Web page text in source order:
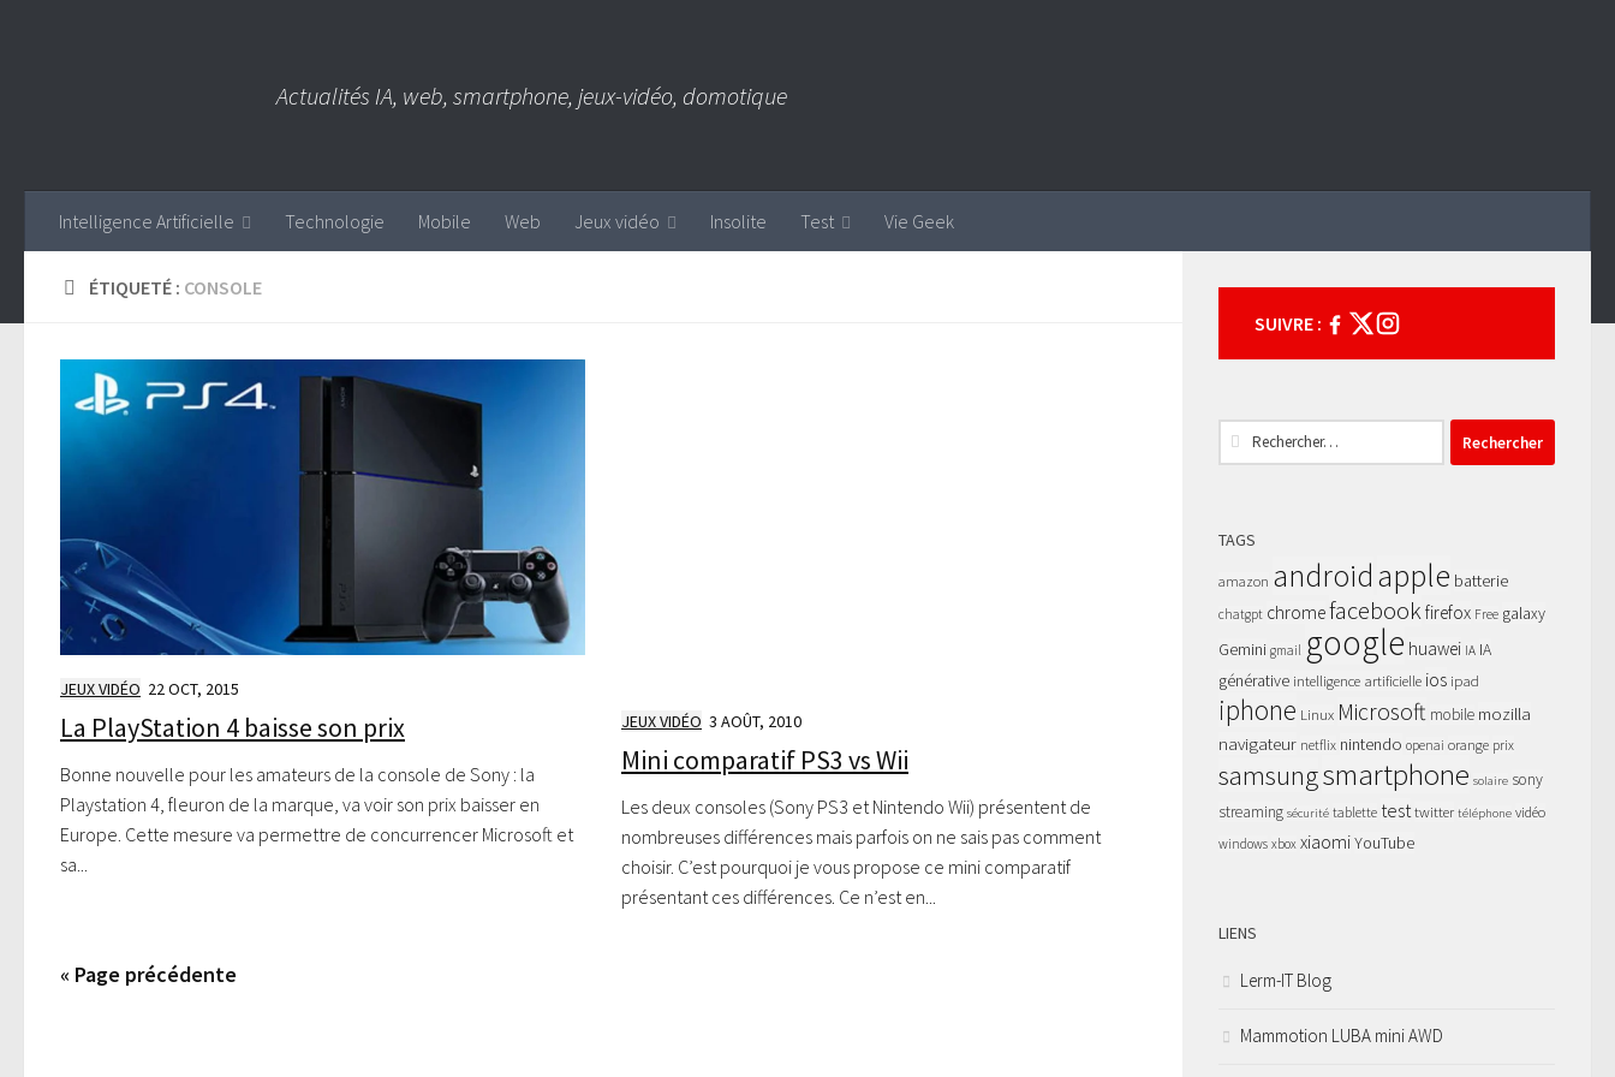
Actualités IA, web, smartphone, jeux-vidéo, domotique
Intelligence Artificielle Technologie Mobile Web Jeux vidéo Insolite Test Vie Geek
ÉTIQUETÉ : CONSOLE
JEUX VIDÉO 22 OCT, 2015
La PlayStation 4 baisse son prix
Bonne nouvelle pour les amateurs de la console de Sony : la
Playstation 4, fleuron de la marque, va voir son prix baisser en
Europe. Cette mesure va permettre de concurrencer Microsoft et
sa...
JEUX VIDÉO 3 AOÛT, 2010
Mini comparatif PS3 vs Wii
Les deux consoles (Sony PS3 et Nintendo Wii) présentent de
nombreuses différences mais parfois on ne sais pas comment
choisir. C’est pourquoi je vous propose ce mini comparatif
présentant ces différences. Ce n’est en...
« Page précédente
SUIVRE :
Rechercher :
TAGS
amazon androidapple batterie
chatgpt chromefacebookfirefox Free galaxy
Gemini gmail google huawei IA IA
générative intelligence artificielle ios ipad
iphone Linux Microsoft mobile mozilla
navigateur netflix nintendo openai orange prix
samsungsmartphone solaire sony
streaming sécurité tablette testtwitter téléphone vidéo
windows xbox xiaomiYouTube
LIENS
Lerm-IT Blog
Mammotion LUBA mini AWD